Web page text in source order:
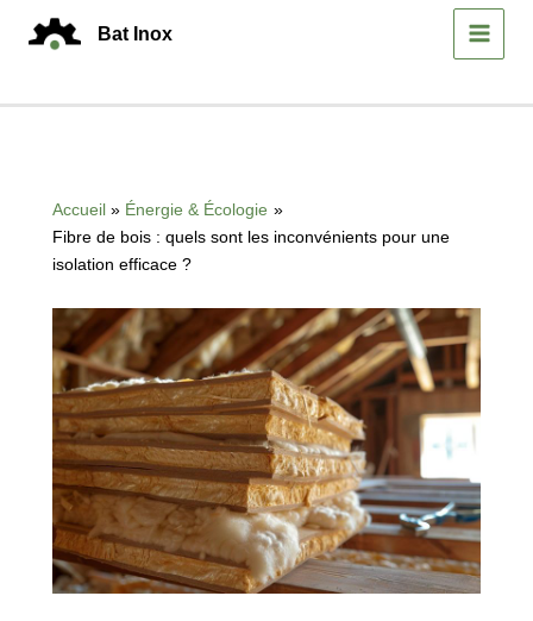
Bat Inox
MAIN
Accueil
Énergie & Écologie
Fibre de bois : quels sont les inconvénients pour une
isolation efficace ?